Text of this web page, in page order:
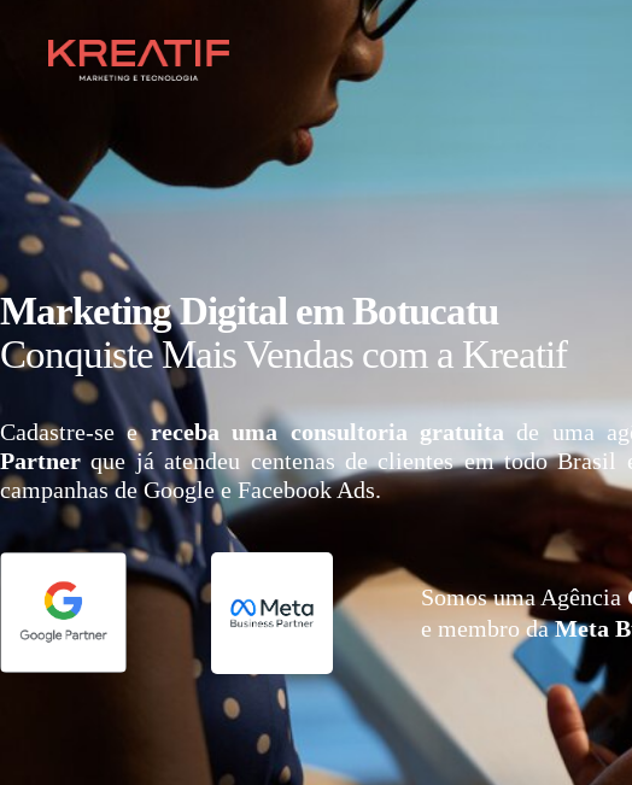
Marketing Digital em Botucatu
Conquiste Mais Vendas com a Kreatif
Cadastre-se e receba uma consultoria gratuita de uma
Partner que já atendeu centenas de clientes em todo
campanhas de Google e Facebook Ads.
Somos uma Agência
e membro daMeta